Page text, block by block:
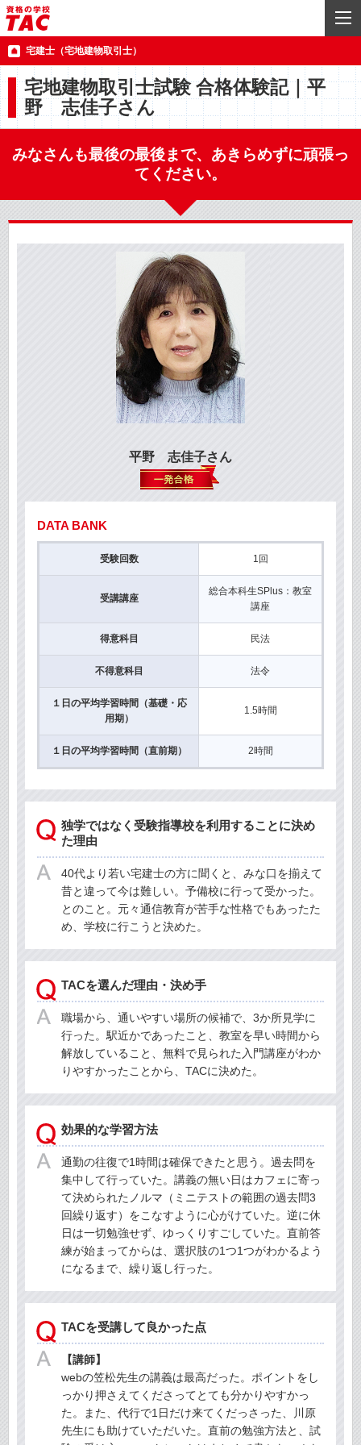
宅建士（宅地建物取引士）
宅地建物取引士試験 合格体験記｜平
野 志佳子さん
みなさんも最後の最後まで、あきらめずに頑張っ
てください。
平野 志佳子さん
DATA BANK
受験回数 1回
受講講座
総合本科生SPlus：教室
講座
得意科目 民法
不得意科目 法令
１日の平均学習時間（基礎・応
用期）
1.5時間
１日の平均学習時間（直前期） 2時間
独学ではなく受験指導校を利用することに決め
た理由
40代より若い宅建士の方に聞くと、みな口を揃えて
昔と違って今は難しい。予備校に行って受かった。
とのこと。元々通信教育が苦手な性格でもあったた
め、学校に行こうと決めた。
TACを選んだ理由・決め手
職場から、通いやすい場所の候補で、3か所見学に
行った。駅近かであったこと、教室を早い時間から
解放していること、無料で見られた入門講座がわか
りやすかったことから、TACに決めた。
効果的な学習方法
通勤の往復で1時間は確保できたと思う。過去問を
集中して行っていた。講義の無い日はカフェに寄っ
て決められたノルマ（ミニテストの範囲の過去問3
回繰り返す）をこなすように心がけていた。逆に休
日は一切勉強せず、ゆっくりすごしていた。直前答
練が始まってからは、選択肢の1つ1つがわかるよう
になるまで、繰り返し行った。
TACを受講して良かった点
【講師】
webの笠松先生の講義は最高だった。ポイントをし
っかり押さえてくださってとても分かりやすかっ
た。また、代行で1日だけ来てくだっさった、川原
先生にも助けていただいた。直前の勉強方法と、試